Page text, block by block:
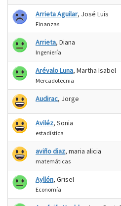
Arrieta Aguilar, José Luis
Finanzas
Arrieta, Diana
Ingeniería
Arévalo Luna, Martha Isabel
Mercadotecnia
Audirac, Jorge
Aviléz, Sonia
estadística
aviño diaz, maria alicia
matemáticas
Ayllón, Grisel
Economía